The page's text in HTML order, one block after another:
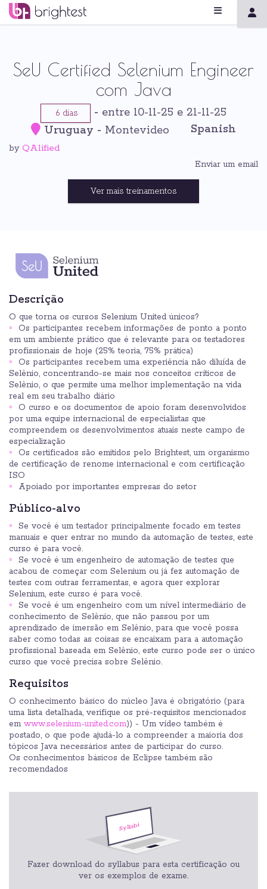
SeU Certified Selenium Engineer
com Java
6 dias - entre 10-11-25 e 21-11-25
Uruguay - Montevideo Spanish
by QAlified
Enviar um email
Ver mais treinamentos
Descrição
O que torna os cursos Selenium United únicos?
Os participantes recebem informações de ponto a ponto
em um ambiente prático que é relevante para os testadores
profissionais de hoje (25% teoria, 75% prática)
Os participantes recebem uma experiência não diluída de
Selênio, concentrando-se mais nos conceitos críticos de
Selênio, o que permite uma melhor implementação na vida
real em seu trabalho diário
O curso e os documentos de apoio foram desenvolvidos
por uma equipe internacional de especialistas que
compreendem os desenvolvimentos atuais neste campo de
especialização
Os certificados são emitidos pelo Brightest, um organismo
de certificação de renome internacional e com certificação
ISO
Apoiado por importantes empresas do setor
Público-alvo
Se você é um testador principalmente focado em testes
manuais e quer entrar no mundo da automação de testes, este
curso é para você.
Se você é um engenheiro de automação de testes que
acabou de começar com Selenium ou já fez automação de
testes com outras ferramentas, e agora quer explorar
Selenium, este curso é para você.
Se você é um engenheiro com um nível intermediário de
conhecimento de Selênio, que não passou por um
aprendizado de imersão em Selênio, para que você possa
saber como todas as coisas se encaixam para a automação
profissional baseada em Selênio, este curso pode ser o único
curso que você precisa sobre Selênio.
Requisitos
O conhecimento básico do núcleo Java é obrigatório (para
uma lista detalhada, verifique os pré-requisitos mencionados
em www.selenium-united.com)) - Um vídeo também é
postado, o que pode ajudá-lo a compreender a maioria dos
tópicos Java necessários antes de participar do curso.
Os conhecimentos básicos de Eclipse também são
recomendados
Fazer download do syllabus para esta certificação ou
ver os exemplos de exame.